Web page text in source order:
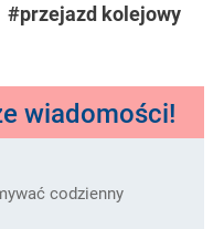
#przejazd kolejowy
wiadomości!
codzienny